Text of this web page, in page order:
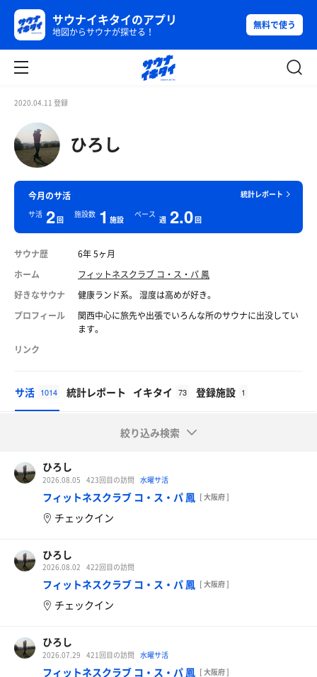
サウナイキタイのアプリ
地図からサウナが探せる！
無料で使う
2020.04.11 登録
ひろし
統計レポート
今月のサ活
サ活 2回
施設数 1 施設
ペース
週 2.0回
サウナ歴
6年 5ヶ月
ホーム
フィットネスクラブ コ・ス・パ 鳳
好きなサウナ
健康ランド系。 湿度は高めが好き。
プロフィール
関西中心に旅先や出張でいろんな所のサウナに出没してい
ます。
リンク
サ活 1014 統計レポート イキタイ 73 登録施設 1
絞り込み検索
ひろし
2026.08.05 423回目の訪問 水曜サ活
フィットネスクラブ コ・ス・パ 鳳 [ 大阪府 ]
チェックイン
ひろし
2026.08.02 422回目の訪問
フィットネスクラブ コ・ス・パ 鳳 [ 大阪府 ]
チェックイン
ひろし
2026.07.29 421回目の訪問 水曜サ活
フィットネスクラブ コ・ス・パ 鳳 [ 大阪府 ]